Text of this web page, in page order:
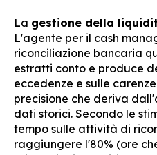
La gestione della
L'agente per il cash
riconciliazione bancaria
estratti conto e produce
eccedenze e sulle
precisione che deriva
dati storici. Secondo le
tempo sulle attività di
raggiungere l'80% (ore